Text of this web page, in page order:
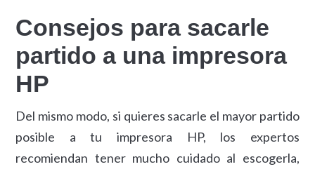
Consejos para sacarle
partido a una impresora
HP
Del mismo modo, si quieres sacarle el mayor partido
posible a tu impresora HP, los expertos
recomiendan tener mucho cuidado al escogerla,